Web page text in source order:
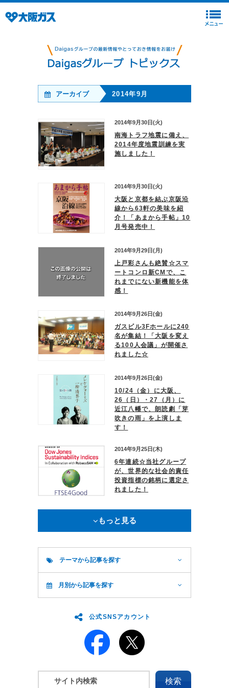
アーカイブ 2014年9月
2014年9月30日(火)
南海トラフ地震に備え、
2014年度地震訓練を実
施しました！
2014年9月30日(火)
大阪と京都を結ぶ京阪沿
線から63軒の美味を紹
介！「あまから手帖」10
月号発売中！
2014年9月29日(月)
上戸彩さんも絶賛☆スマ
ートコンロ新CMで、こ
れまでにない新機能を体
感！
2014年9月26日(金)
ガスビル3Fホールに240
名が集結！「大阪を変え
る100人会議」が開催さ
れました☆
2014年9月26日(金)
10/24（金）に大阪、
26（日）・27（月）に
近江八幡で、朗読劇「芽
吹きの雨」を上演しま
す！
2014年9月25日(木)
6年連続☆当社グループ
が、世界的な社会的責任
投資指標の銘柄に選定さ
れました！
もっと見る
テーマから記事を探す
月別から記事を探す
公式SNSアカウント